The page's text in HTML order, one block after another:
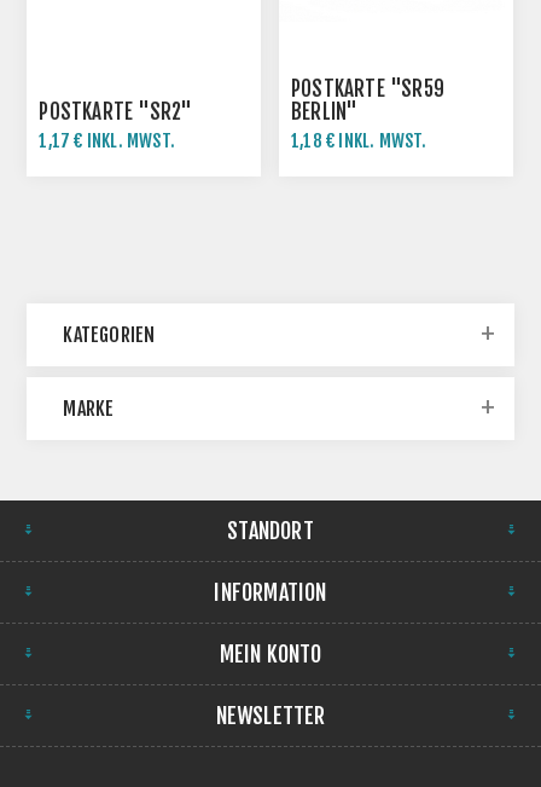
POSTKARTE "SR2"
1,17 € INKL. MWST.
POSTKARTE "SR59
BERLIN"
1,18 € INKL. MWST.
KATEGORIEN
MARKE
STANDORT
INFORMATION
MEIN KONTO
NEWSLETTER